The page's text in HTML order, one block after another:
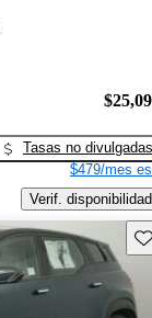
Tasas no divulgadas
$479/mes
Verif. disponibilidad